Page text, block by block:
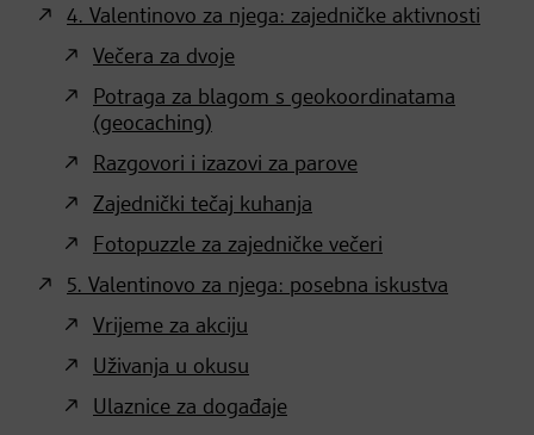
4. Valentinovo za njega: zajedničke aktivnosti
Večera za dvoje
Potraga za blagom s geokoordinatama
(geocaching)
Razgovori i izazovi za parove
Zajednički tečaj kuhanja
Fotopuzzle za zajedničke večeri
5. Valentinovo za njega: posebna iskustva
Vrijeme za akciju
Uživanja u okusu
Ulaznice za događaje